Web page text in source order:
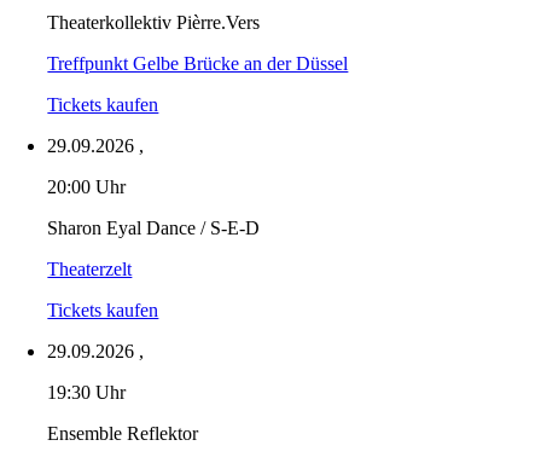
Theaterkollektiv Pièrre.Vers
Treffpunkt Gelbe Brücke an der Düssel
Tickets kaufen
29.09.2026 ,
20:00 Uhr
Sharon Eyal Dance / S-E-D
Theaterzelt
Tickets kaufen
29.09.2026 ,
19:30 Uhr
Ensemble Reflektor